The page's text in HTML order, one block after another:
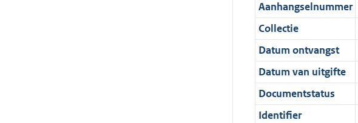
i
e
i
n
f
o
r
4
2
K
b
t
i
e
i
n
f
o
:
1
0
K
b
a
t
i
e
i
n
f
e
:
5
K
b
c
a
t
i
e
i
n
t
e
:
2
K
b
Aanhangselnummer
Collectie
Datum ontvangst
Datum van uitgifte
Documentstatus
Identifier